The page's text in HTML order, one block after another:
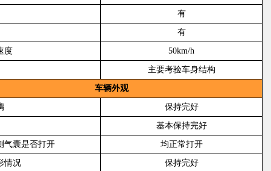
有
有
度 50km/h
主要考验车身结构
车辆外观
保持完好
基本保持完好
气囊是否打开 均正常打开
情况 保持完好